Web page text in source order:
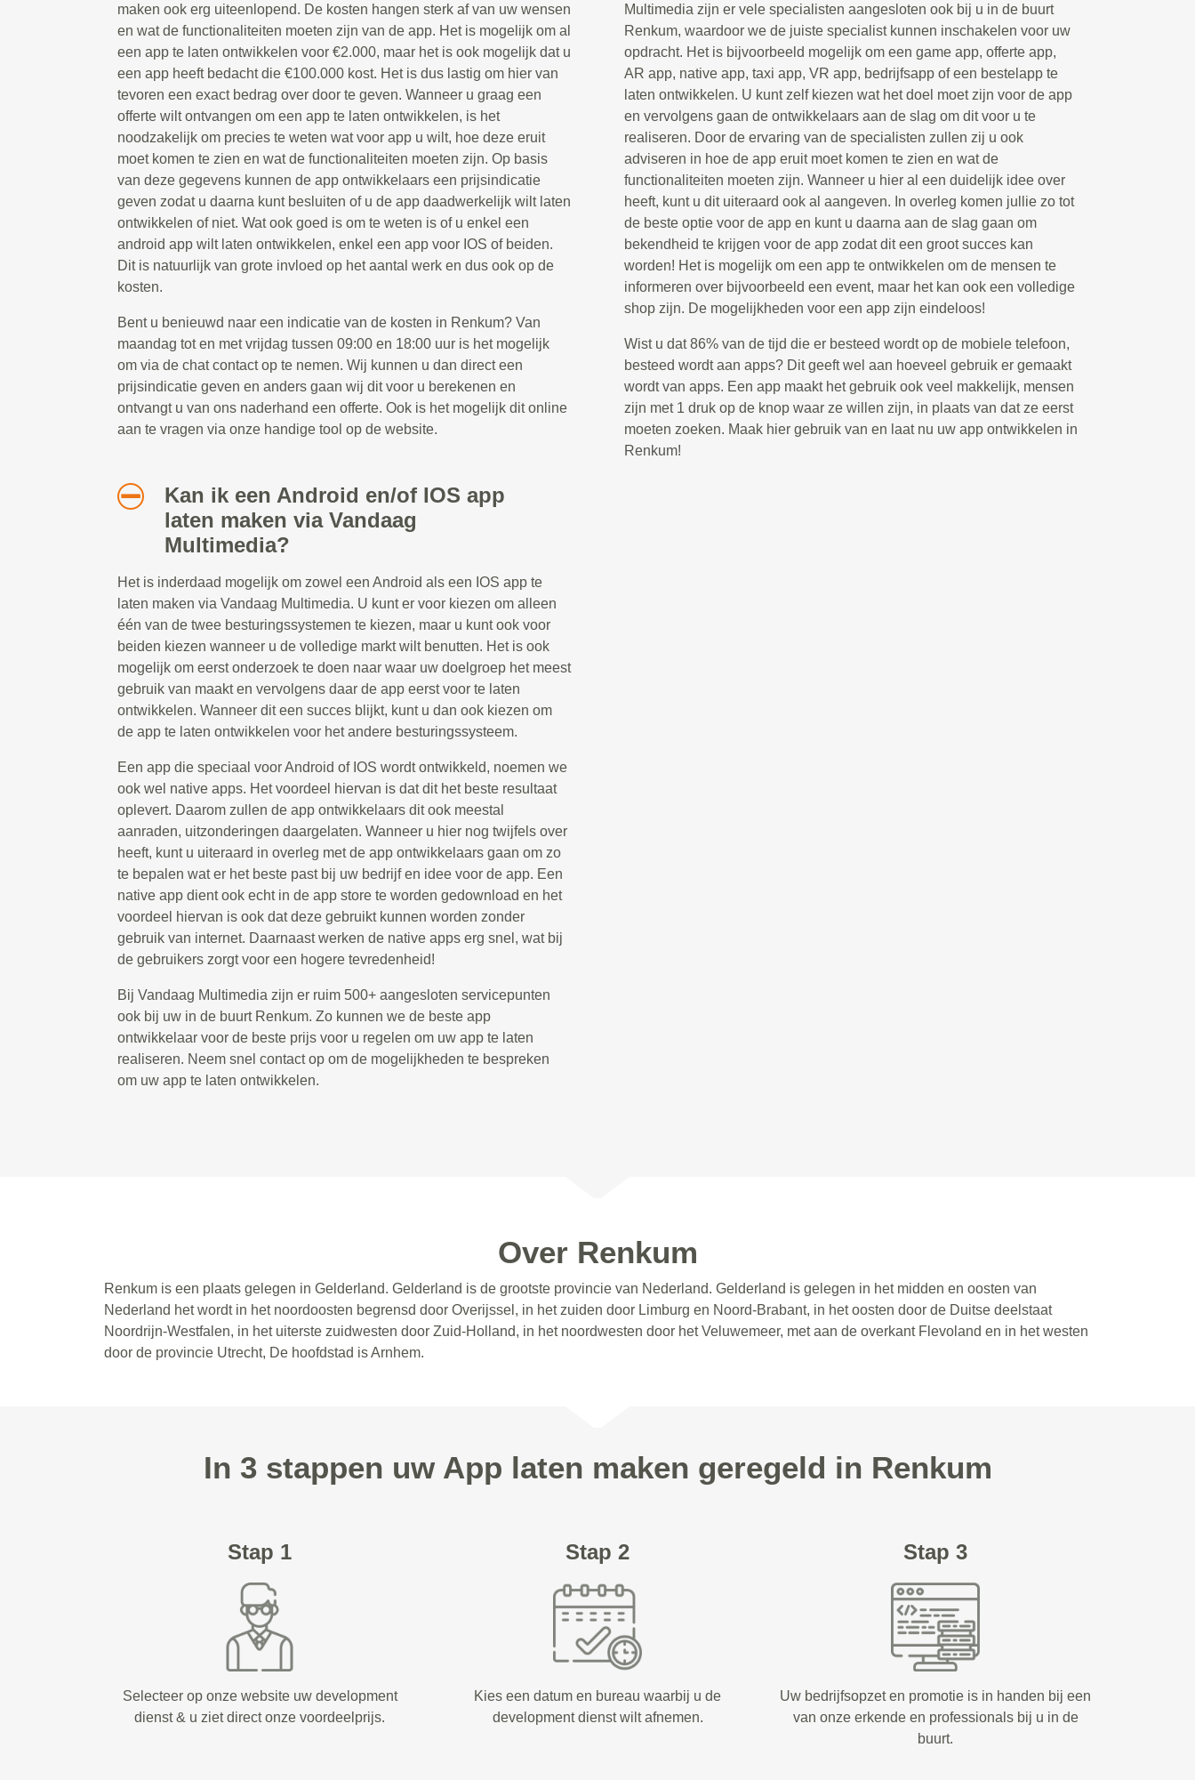
maken ook erg uiteenlopend. De kosten hangen sterk af van uw wensen
en wat de functionaliteiten moeten zijn van de app. Het is mogelijk om al
een app te laten ontwikkelen voor €2.000, maar het is ook mogelijk dat u
een app heeft bedacht die €100.000 kost. Het is dus lastig om hier van
tevoren een exact bedrag over door te geven. Wanneer u graag een
offerte wilt ontvangen om een app te laten ontwikkelen, is het
noodzakelijk om precies te weten wat voor app u wilt, hoe deze eruit
moet komen te zien en wat de functionaliteiten moeten zijn. Op basis
van deze gegevens kunnen de app ontwikkelaars een prijsindicatie
geven zodat u daarna kunt besluiten of u de app daadwerkelijk wilt laten
ontwikkelen of niet. Wat ook goed is om te weten is of u enkel een
android app wilt laten ontwikkelen, enkel een app voor IOS of beiden.
Dit is natuurlijk van grote invloed op het aantal werk en dus ook op de
kosten.
Bent u benieuwd naar een indicatie van de kosten in Renkum? Van
maandag tot en met vrijdag tussen 09:00 en 18:00 uur is het mogelijk
om via de chat contact op te nemen. Wij kunnen u dan direct een
prijsindicatie geven en anders gaan wij dit voor u berekenen en
ontvangt u van ons naderhand een offerte. Ook is het mogelijk dit online
aan te vragen via onze handige tool op de website.
Kan ik een Android en/of IOS app
laten maken via Vandaag
Multimedia?
Het is inderdaad mogelijk om zowel een Android als een IOS app te
laten maken via Vandaag Multimedia. U kunt er voor kiezen om alleen
één van de twee besturingssystemen te kiezen, maar u kunt ook voor
beiden kiezen wanneer u de volledige markt wilt benutten. Het is ook
mogelijk om eerst onderzoek te doen naar waar uw doelgroep het meest
gebruik van maakt en vervolgens daar de app eerst voor te laten
ontwikkelen. Wanneer dit een succes blijkt, kunt u dan ook kiezen om
de app te laten ontwikkelen voor het andere besturingssysteem.
Een app die speciaal voor Android of IOS wordt ontwikkeld, noemen we
ook wel native apps. Het voordeel hiervan is dat dit het beste resultaat
oplevert. Daarom zullen de app ontwikkelaars dit ook meestal
aanraden, uitzonderingen daargelaten. Wanneer u hier nog twijfels over
heeft, kunt u uiteraard in overleg met de app ontwikkelaars gaan om zo
te bepalen wat er het beste past bij uw bedrijf en idee voor de app. Een
native app dient ook echt in de app store te worden gedownload en het
voordeel hiervan is ook dat deze gebruikt kunnen worden zonder
gebruik van internet. Daarnaast werken de native apps erg snel, wat bij
de gebruikers zorgt voor een hogere tevredenheid!
Bij Vandaag Multimedia zijn er ruim 500+ aangesloten servicepunten
ook bij uw in de buurt Renkum. Zo kunnen we de beste app
ontwikkelaar voor de beste prijs voor u regelen om uw app te laten
realiseren. Neem snel contact op om de mogelijkheden te bespreken
om uw app te laten ontwikkelen.
Multimedia zijn er vele specialisten aangesloten ook bij u in de buurt
Renkum, waardoor we de juiste specialist kunnen inschakelen voor uw
opdracht. Het is bijvoorbeeld mogelijk om een game app, offerte app,
AR app, native app, taxi app, VR app, bedrijfsapp of een bestelapp te
laten ontwikkelen. U kunt zelf kiezen wat het doel moet zijn voor de app
en vervolgens gaan de ontwikkelaars aan de slag om dit voor u te
realiseren. Door de ervaring van de specialisten zullen zij u ook
adviseren in hoe de app eruit moet komen te zien en wat de
functionaliteiten moeten zijn. Wanneer u hier al een duidelijk idee over
heeft, kunt u dit uiteraard ook al aangeven. In overleg komen jullie zo tot
de beste optie voor de app en kunt u daarna aan de slag gaan om
bekendheid te krijgen voor de app zodat dit een groot succes kan
worden! Het is mogelijk om een app te ontwikkelen om de mensen te
informeren over bijvoorbeeld een event, maar het kan ook een volledige
shop zijn. De mogelijkheden voor een app zijn eindeloos!
Wist u dat 86% van de tijd die er besteed wordt op de mobiele telefoon,
besteed wordt aan apps? Dit geeft wel aan hoeveel gebruik er gemaakt
wordt van apps. Een app maakt het gebruik ook veel makkelijk, mensen
zijn met 1 druk op de knop waar ze willen zijn, in plaats van dat ze eerst
moeten zoeken. Maak hier gebruik van en laat nu uw app ontwikkelen in
Renkum!
Over Renkum
Renkum is een plaats gelegen in Gelderland. Gelderland is de grootste provincie van Nederland. Gelderland is gelegen in het midden en oosten van
Nederland het wordt in het noordoosten begrensd door Overijssel, in het zuiden door Limburg en Noord-Brabant, in het oosten door de Duitse deelstaat
Noordrijn-Westfalen, in het uiterste zuidwesten door Zuid-Holland, in het noordwesten door het Veluwemeer, met aan de overkant Flevoland en in het westen
door de provincie Utrecht, De hoofdstad is Arnhem.
In 3 stappen uw App laten maken geregeld in Renkum
Stap 1
Selecteer op onze website uw development
dienst & u ziet direct onze voordeelprijs.
Stap 2
Kies een datum en bureau waarbij u de
development dienst wilt afnemen.
Stap 3
Uw bedrijfsopzet en promotie is in handen bij een
van onze erkende en professionals bij u in de
buurt.